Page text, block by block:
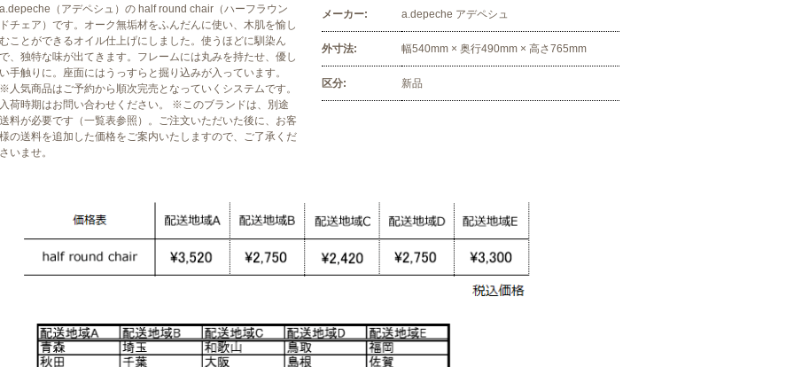
a.depeche（アデペシュ）の half round chair（ハーフラウン
ドチェア）です。オーク無垢材をふんだんに使い、木肌を愉し
むことができるオイル仕上げにしました。使うほどに馴染ん
で、独特な味が出てきます。フレームには丸みを持たせ、優し
い手触りに。座面にはうっすらと掘り込みが入っています。
※人気商品はご予約から順次完売となっていくシステムです。
入荷時期はお問い合わせください。 ※このブランドは、別途
送料が必要です（一覧表参照）。ご注文いただいた後に、お客
様の送料を追加した価格をご案内いたしますので、ご了承くだ
さいませ。
メーカー: a.depeche アデペシュ
外寸法: 幅540mm × 奥行490mm × 高さ765mm
区分: 新品